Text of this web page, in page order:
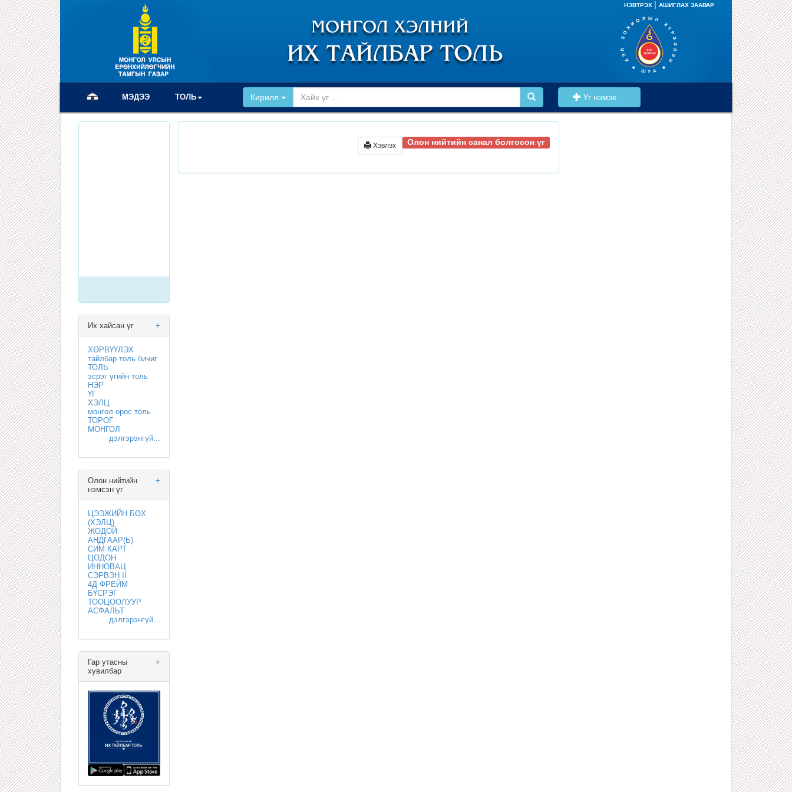
НЭВТРЭХ АШИГЛАХ ЗААВАР
(current)МЭДЭЭ ТОЛЬ Кирилл Үг нэмэх
+
Их хайсан үг
ХӨРВҮҮЛЭХ
тайлбар толь бичиг
ТОЛЬ
эсрэг үгийн толь
НЭР
ҮГ
ХЭЛЦ
монгол орос толь
ТОРОГ
МОНГОЛ
дэлгэрэнгүй...
+
Олон нийтийн
нэмсэн үг
ЦЭЭЖИЙН БӨХ
(ХЭЛЦ)
ЖОДОЙ
АНДГААР(Ь)
СИМ КАРТ
ЦОДОН
ИННОВАЦ
СЭРВЭН II
4Д ФРЕЙМ
БҮСРЭГ
ТООЦООЛУУР
АСФАЛЬТ
дэлгэрэнгүй...
+
Гар утасны
хувилбар
Олон нийтийн санал болгосон үг
Хэвлэх